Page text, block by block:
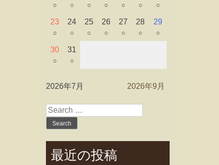
○ ○ ○ ○ ○ ○ ○
23
○
24
○
25
○
26
○
27
○
28
○
29
○
30
○
31
○
2026年7月 2026年9月
Search
for:
最近の投稿